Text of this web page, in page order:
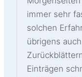
immer sehr
solchen
übrigens
Einträgen